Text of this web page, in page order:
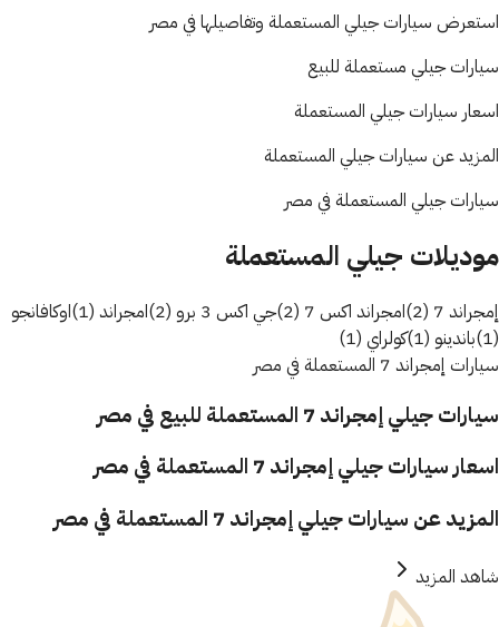
استعرض سيارات جيلي المستعملة وتفاصيلها في مصر
سيارات جيلي مستعملة للبيع
اسعار سيارات جيلي المستعملة
المزيد عن سيارات جيلي المستعملة
سيارات جيلي المستعملة في مصر
موديلات جيلي المستعملة
إمجراند 7 (2) امجراند اكس 7 (2) جي اكس 3 برو (2) امجراند (1)
اوكافانجو
(1)
باندينو (1)
كولراي (1)
سيارات إمجراند 7 المستعملة في مصر
سيارات جيلي إمجراند 7 المستعملة للبيع في مصر
اسعار سيارات جيلي إمجراند 7 المستعملة في مصر
المزيد عن سيارات جيلي إمجراند 7 المستعملة في مصر
شاهد المزيد